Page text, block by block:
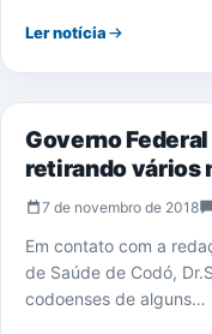
Ler notícia
SAÚDE
Governo
retirando vários
7 de novembro de 2018
Em contato com a
de Saúde de Codó,
codoenses de alguns…